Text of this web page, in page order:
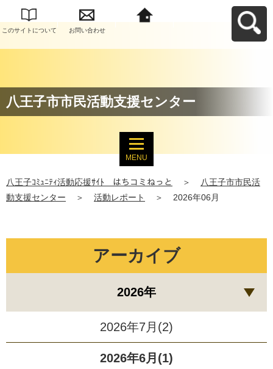
このサイトについて お問い合わせ
八王子市市民活動支援センター
MENU
八王子ｺﾐｭﾆﾃｨ活動応援ｻｲﾄ はちコミねっと ＞
八王子市市民活
動支援センター
＞ 活動レポート ＞ 2026年06月
アーカイブ
2026年
2026年7月(2)
2026年6月(1)